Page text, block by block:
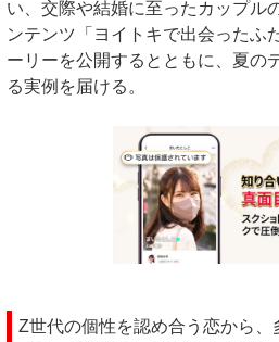
い、交際や結婚に至ったカップル
ンテンツ「ヨイトキで出会ったふ
ーリーを公開するとともに、夏の
る実例を届ける。
Z世代の個性を認め合う恋から